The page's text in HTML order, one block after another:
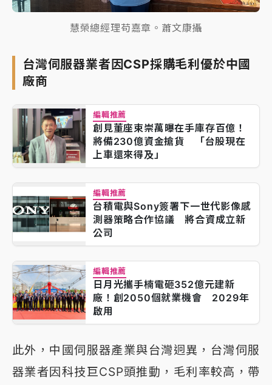
慧榮總經理苟嘉章。蕭文康攝
台灣伺服器業者因CSP採購毛利優於中國
廠商
編輯推薦
創見董座束崇萬曝在手庫存百億！
將備230億資金搶貨 「台股現在
上車還來得及」
編輯推薦
台積電與Sony簽署下一世代影像感
測器策略合作協議 將合資成立新
公司
編輯推薦
日月光攜手楠電砸352億元建新
廠！創2050個就業機會 2029年
啟用
此外，中國伺服器產業與台灣迥異，台灣伺服
器業者因科技巨CSP頭推動，毛利率較高，帶